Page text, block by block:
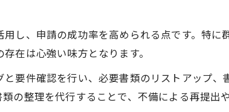
行政書士と進める在留資格更新のコツ
行政書士による更新期間の管理術とは
し、申請の成功率を高められる点です。特
在は心強い味方となります。
要件確認を行い、必要書類のリストアップ
の整理を代行することで、不備による再提出